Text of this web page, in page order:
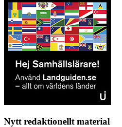
Nytt redaktionellt material